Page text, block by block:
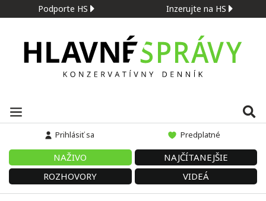
Podporte HS Inzerujte na HS
Prihlásiť sa Predplatné
NAŽIVO
NAJČÍTANEJŠIE
ROZHOVORY
VIDEÁ